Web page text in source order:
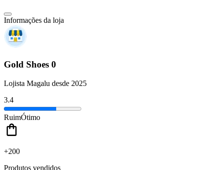
Informações da loja
Gold Shoes 0
Lojista Magalu desde 2025
3.4
RuimÓtimo
+200
Produtos vendidos